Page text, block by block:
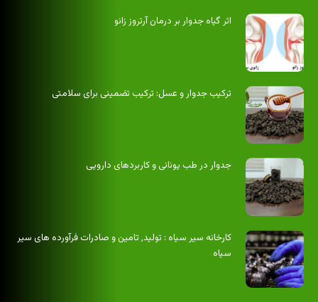
اثر گیاه جدوار بر درمان آرتروز زانو
ترکیب جدوار و عسل: ترکیب تضمینی برای سلامتی
جدوار در طب یونانی و کاربردهای دارویی
کارخانه سیر سیاه : تولید٬ تامین و صادرات فرآورده های سیر
سیاه